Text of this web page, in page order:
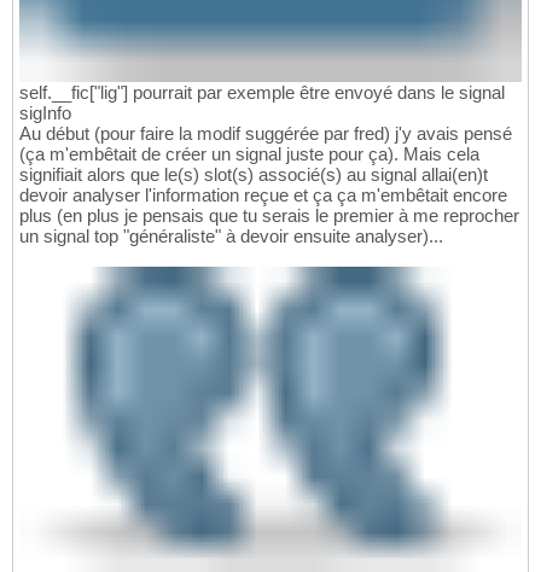
self.__fic["lig"] pourrait par exemple être envoyé dans le signal
sigInfo
Au début (pour faire la modif suggérée par fred) j'y avais pensé
(ça m'embêtait de créer un signal juste pour ça). Mais cela
signifiait alors que le(s) slot(s) associé(s) au signal allai(en)t
devoir analyser l'information reçue et ça ça m'embêtait encore
plus (en plus je pensais que tu serais le premier à me reprocher
un signal top "généraliste" à devoir ensuite analyser)...